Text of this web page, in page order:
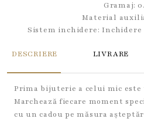
Gramaj:
Material
Sistem inchidere:Inchidere
DESCRIERE LIVRARE
Prima bijuterie a celui mic este
Marchează fiecare moment
cu un cadou pe măsura